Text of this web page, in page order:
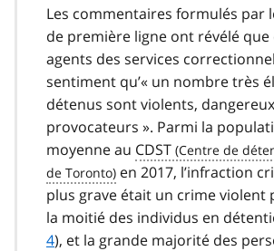
Les commentaires formulés par
de première ligne ont révélé que
agents des services
sentiment qu’« un nombre très
détenus sont violents,
provocateurs ». Parmi la
moyenne au CDST
en 2017, l’infraction
plus grave était un crime violent
la moitié des individus en
4), et la grande majorité des